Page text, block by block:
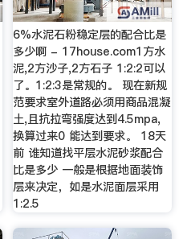
6%水泥石粉稳定层的配合比是
多少啊 - 17house.com1方水
泥,2方沙子,2方石子 1:2:2可以
了。1:2:3是常规的。 现在新规
范要求室外道路必须用商品混凝
土,且抗拉弯强度达到4.5mpa,
换算过来0 能达到要求。 18天
前 谁知道找平层水泥砂浆配合
比是多少 一般是根据地面装饰
层来决定，如是水泥面层采用
1:2.5